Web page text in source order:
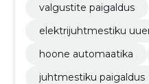
valgustite paigaldus
elektrijuhtmestiku
hoone automaatika
juhtmestiku paigaldus